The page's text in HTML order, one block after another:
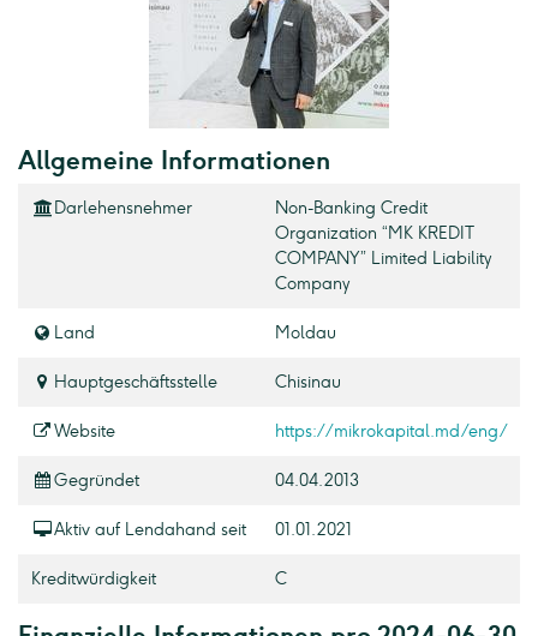
Allgemeine Informationen
Darlehensnehmer
Non-Banking Credit
Organization “MK KREDIT
COMPANY” Limited Liability
Company
Land Moldau
Hauptgeschäftsstelle Chisinau
Website https://mikrokapital.md/eng/
Gegründet 04.04.2013
Aktiv auf Lendahand seit 01.01.2021
Kreditwürdigkeit C